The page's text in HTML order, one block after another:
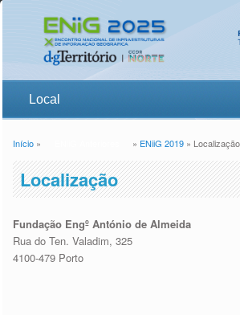
Está aqui
Início » » ENiiG 2019» Localização
Localização
Fundação Engº António de Almeida
Rua do Ten. Valadim, 325
4100-479 Porto